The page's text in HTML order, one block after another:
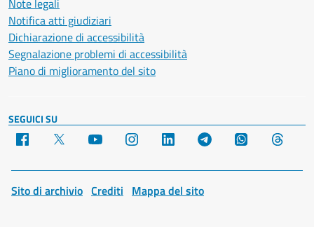
Note legali
Notifica atti giudiziari
Dichiarazione di accessibilità
Segnalazione problemi di accessibilità
Piano di miglioramento del sito
SEGUICI SU
Facebook YouTube Instagram LinkedIn Telegram WhatsApp
Sito di archivio Crediti Mappa del sito